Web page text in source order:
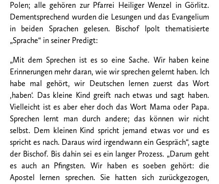
Polen; alle gehören zur Pfarrei Heiliger Wenzel in Görlitz.
Dementsprechend wurden die Lesungen und das Evangelium
in beiden Sprachen gelesen. Bischof Ipolt thematisierte
„Sprache“ in seiner Predigt:
„Mit dem Sprechen ist es so eine Sache. Wir haben keine
Erinnerungen mehr daran, wie wir sprechen gelernt haben. Ich
habe mal gehört, wir Deutschen lernen zuerst das Wort
,haben‘. Das kleine Kind greift nach etwas und sagt haben.
Vielleicht ist es aber eher doch das Wort Mama oder Papa.
Sprechen lernt man durch andere; das können wir nicht
selbst. Dem kleinen Kind spricht jemand etwas vor und es
spricht es nach. Daraus wird irgendwann ein Gespräch“, sagte
der Bischof. Bis dahin sei es ein langer Prozess. „Darum geht
es auch an Pfingsten. Wir haben es soeben gehört: die
Apostel lernen sprechen. Sie hatten sich zurückgezogen,